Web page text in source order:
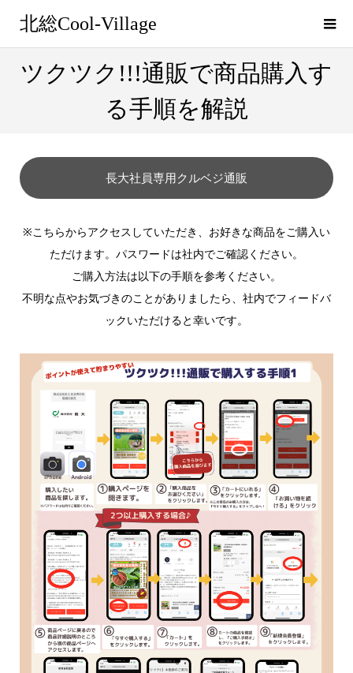
北総Cool-Village
ツクツク!!!通販で商品購入す
る手順を解説
長大社員専用クルベジ通販
※こちらからアクセスしていただき、お好きな商品をご購入い
ただけます。パスワードは社内でご確認ください。
ご購入方法は以下の手順を参考ください。
不明な点やお気づきのことがありましたら、社内でフィードバ
ックいただけると幸いです。